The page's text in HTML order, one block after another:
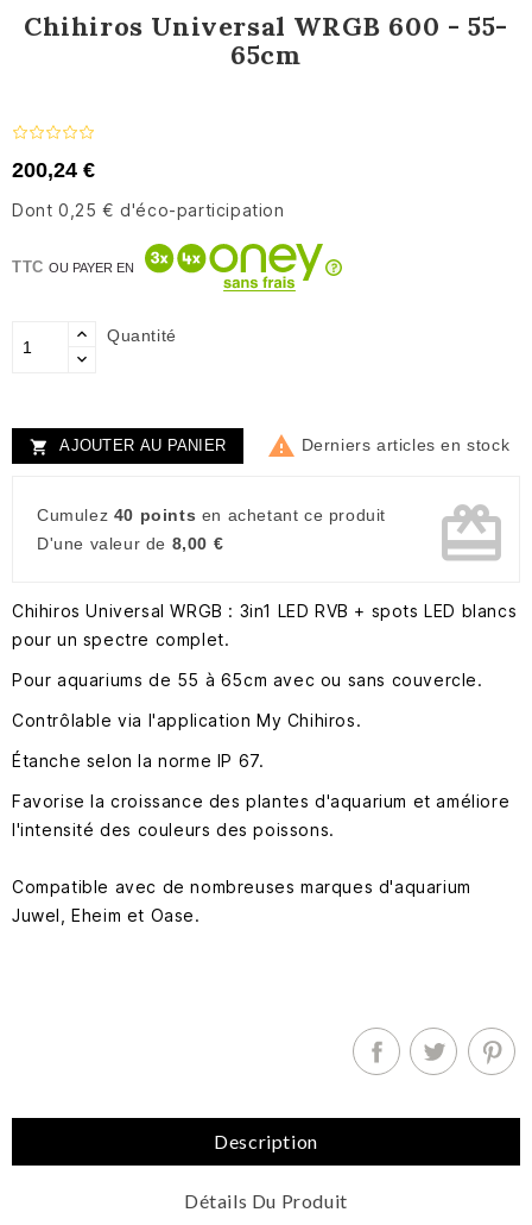
Chihiros Universal WRGB 600 - 55-
65cm
200,24 €
Dont 0,25 € d'éco-participation
TTCOU PAYER EN
Quantité
 AJOUTER AU PANIER  Derniers articles en stock
Cumulez 40 points en achetant ce produit
D'une valeur de 8,00 € card_giftcard
Chihiros Universal WRGB : 3in1 LED RVB + spots LED blancs
pour un spectre complet.
Pour aquariums de 55 à 65cm avec ou sans couvercle.
Contrôlable via l'application My Chihiros.
Étanche selon la norme IP 67.
Favorise la croissance des plantes d'aquarium et améliore
l'intensité des couleurs des poissons.
Compatible avec de nombreuses marques d'aquarium
Juwel, Eheim et Oase.
Description
Détails Du Produit